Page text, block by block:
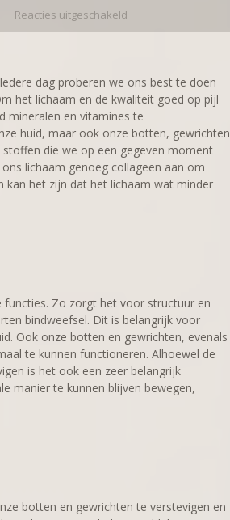
Reacties uitgeschakeld
dag proberen we ons best te doen
het lichaam en de kwaliteit goed op pijl
mineralen en vitamines te
huid, maar ook onze botten, gewrichten
stoffen die we op een gegeven moment
lichaam genoeg collageen aan om
het zijn dat het lichaam wat minder
functies. Zo zorgt het voor structuur en
bindweefsel. Dit is belangrijk voor
Ook onze botten en gewrichten, evenals
te kunnen functioneren. Alhoewel de
is het ook een zeer belangrijk
manier te kunnen blijven bewegen,
botten en gewrichten te verstevigen en